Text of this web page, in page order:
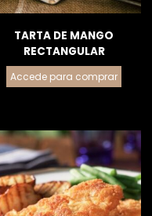
TARTA DE MANGO
RECTANGULAR
Accede para comprar